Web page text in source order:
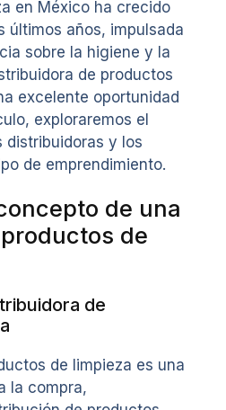
en México ha crecido
últimos años, impulsada
sobre la higiene y la
de productos
excelente oportunidad
exploraremos el
distribuidoras y los
de emprendimiento.
de una
de
de
de limpieza es una
la compra,